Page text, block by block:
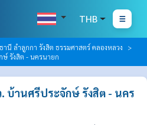
THB
นี ลำลูกกา รังสิต ธรรมศาสตร์ คลองหลวง
ษ์ รังสิต - นครนายก
บ้านศรีประจักษ์ รังสิต - นคร